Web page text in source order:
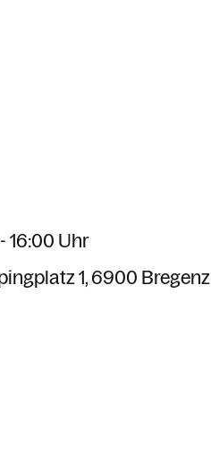
16:00 Uhr
1 6900 Bregenz